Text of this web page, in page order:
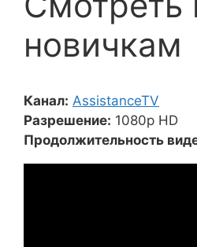
новичкам
Канал: AssistanceTV
Разрешение: 1080p HD
Продолжительность